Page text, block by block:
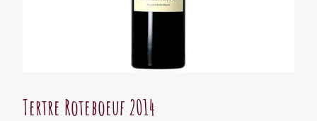
Tertre Roteboeuf 2014